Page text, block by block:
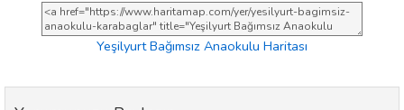
Yeşilyurt Bağımsız Anaokulu Haritası